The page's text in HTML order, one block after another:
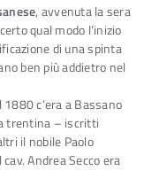
, avvenuta la sera
qual modo l’inizio
di una spinta
ben più addietro nel
c’era a Bassano
trentina – iscritti
il nobile Paolo
Andrea Secco era